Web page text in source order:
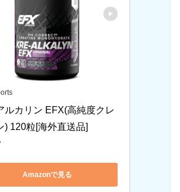
ルカリン EFX(高純度クレ
) 120粒[海外直送品]
Amazonで見る